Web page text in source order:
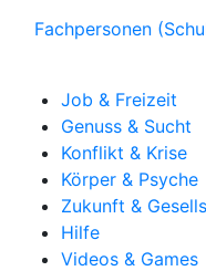
Fachpersonen
Job & Freizeit
Genuss & Sucht
Konflikt & Krise
Körper & Psyche
Zukunft &
Hilfe
Videos & Games